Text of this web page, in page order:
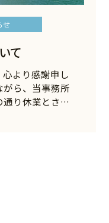
せ
て
より感謝申し
がら、当事務所
通り休業とさ…